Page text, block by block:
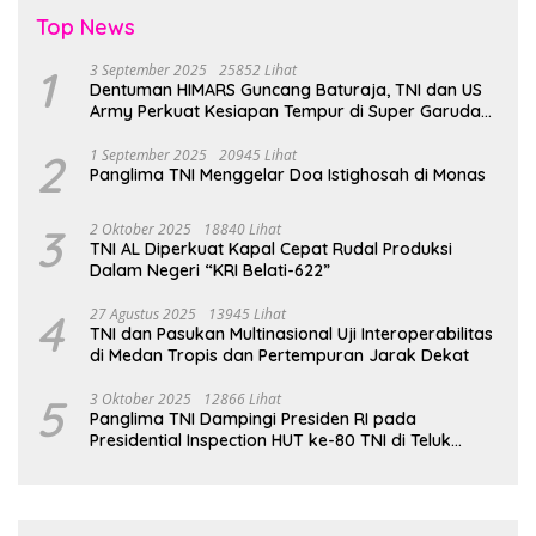
Top News
1 3 September 2025 25852 Lihat
Dentuman HIMARS Guncang Baturaja, TNI dan US
Army Perkuat Kesiapan Tempur di Super Garuda
2 1 September 2025 20945 Lihat
Panglima TNI Menggelar Doa Istighosah di Monas
3 2 Oktober 2025 18840 Lihat
TNI AL Diperkuat Kapal Cepat Rudal Produksi
Dalam Negeri “KRI Belati-622”
4 27 Agustus 2025 13945 Lihat
TNI dan Pasukan Multinasional Uji Interoperabilitas
di Medan Tropis dan Pertempuran Jarak Dekat
5 3 Oktober 2025 12866 Lihat
Panglima TNI Dampingi Presiden RI pada
Presidential Inspection HUT ke-80 TNI di Teluk